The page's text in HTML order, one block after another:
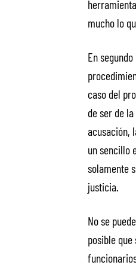
mucho lo
En
caso del
de ser de
acusación,
un sencillo
solamente
justicia.
No se
posible